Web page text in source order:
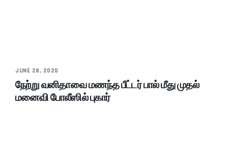
JUNE 28, 2020
நேற்று வனிதாவை மணந்த பீட்டர் பால் மீது முதல்
மனைவி போலீஸில் புகார்